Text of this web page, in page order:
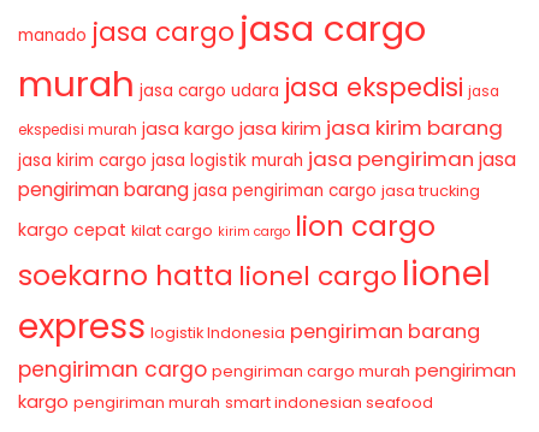
manado jasa cargo jasa cargo
murah jasa cargo udara jasa ekspedisi jasa
ekspedisi murah jasa kargo jasa kirim jasa kirim barang
jasa kirim cargo jasa logistik murah jasa pengiriman jasa
pengiriman barang jasa pengiriman cargo jasa trucking
kargo cepat kilat cargo kirim cargo lion cargo
soekarno hatta lionel cargo lionel
express logistik Indonesia pengiriman barang
pengiriman cargo pengiriman cargo murah pengiriman
kargo pengiriman murah smart indonesian seafood